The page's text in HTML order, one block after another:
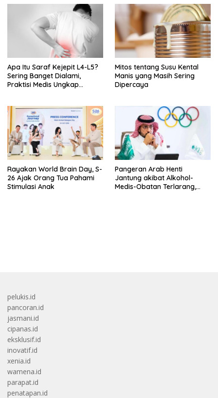
Apa Itu Saraf Kejepit L4-L5?
Sering Banget Dialami,
Praktisi Medis Ungkap
Mitos tentang Susu Kental
Manis yang Masih Sering
Dipercaya
Rayakan World Brain Day, S-
26 Ajak Orang Tua Pahami
Stimulasi Anak
Pangeran Arab Henti
Jantung akibat Alkohol-
Medis-Obatan Terlarang,
pelukis.id
pancoran.id
jasmani.id
cipanas.id
eksklusif.id
inovatif.id
xenia.id
wamena.id
parapat.id
penatapan.id